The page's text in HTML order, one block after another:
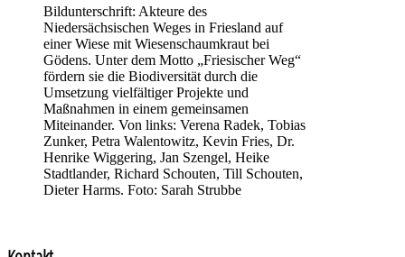
Bildunterschrift: Akteure des
Niedersächsischen Weges in Friesland auf
einer Wiese mit Wiesenschaumkraut bei
Gödens. Unter dem Motto „Friesischer Weg“
fördern sie die Biodiversität durch die
Umsetzung vielfältiger Projekte und
Maßnahmen in einem gemeinsamen
Miteinander. Von links: Verena Radek, Tobias
Zunker, Petra Walentowitz, Kevin Fries, Dr.
Henrike Wiggering, Jan Szengel, Heike
Stadtlander, Richard Schouten, Till Schouten,
Dieter Harms. Foto: Sarah Strubbe